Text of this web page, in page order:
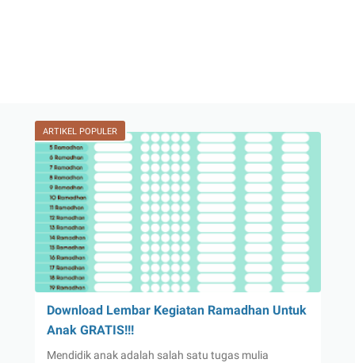
ARTIKEL POPULER
Download Lembar Kegiatan Ramadhan Untuk
Anak GRATIS!!!
Mendidik anak adalah salah satu tugas mulia